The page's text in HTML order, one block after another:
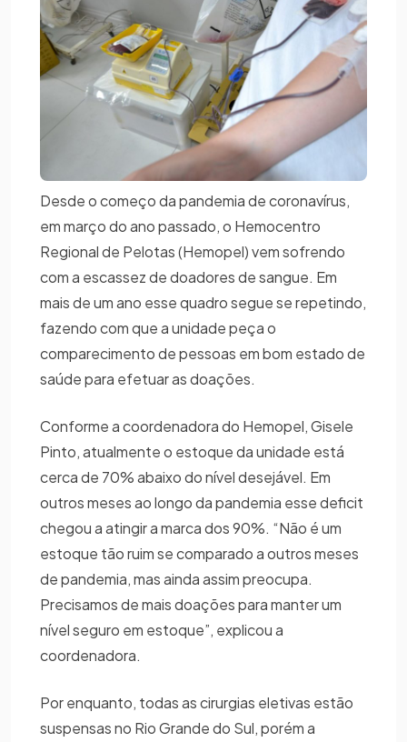
Desde o começo da pandemia de coronavírus,
em março do ano passado, o Hemocentro
Regional de Pelotas (Hemopel) vem sofrendo
com a escassez de doadores de sangue. Em
mais de um ano esse quadro segue se repetindo,
fazendo com que a unidade peça o
comparecimento de pessoas em bom estado de
saúde para efetuar as doações.
Conforme a coordenadora do Hemopel, Gisele
Pinto, atualmente o estoque da unidade está
cerca de 70% abaixo do nível desejável. Em
outros meses ao longo da pandemia esse deficit
chegou a atingir a marca dos 90%. “Não é um
estoque tão ruim se comparado a outros meses
de pandemia, mas ainda assim preocupa.
Precisamos de mais doações para manter um
nível seguro em estoque”, explicou a
coordenadora.
Por enquanto, todas as cirurgias eletivas estão
suspensas no Rio Grande do Sul, porém a